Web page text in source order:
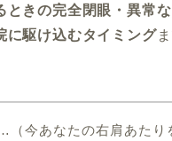
ときの完全閉眼・異常
に駆け込むタイミング
今あなたの右肩あたり